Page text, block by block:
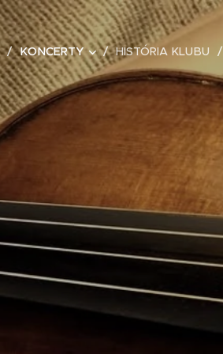
KONCERTY HISTÓRIA KLUBU